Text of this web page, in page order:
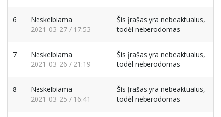
6
Neskelbiama
2021-03-27 / 17:53
Šis įrašas yra nebeaktualus,
todėl neberodomas
7
Neskelbiama
2021-03-26 / 21:19
Šis įrašas yra nebeaktualus,
todėl neberodomas
8
Neskelbiama
2021-03-25 / 16:41
Šis įrašas yra nebeaktualus,
todėl neberodomas